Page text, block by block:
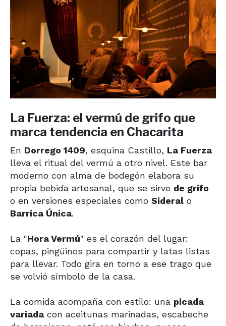
La Fuerza: el vermú de grifo que
marca tendencia en Chacarita
En Dorrego 1409, esquina Castillo, La Fuerza
lleva el ritual del vermú a otro nivel. Este bar
moderno con alma de bodegón elabora su
propia bebida artesanal, que se sirve de grifo
o en versiones especiales como Sideral o
Barrica Única.
La "Hora Vermú" es el corazón del lugar:
copas, pingüinos para compartir y latas listas
para llevar. Todo gira en torno a ese trago que
se volvió símbolo de la casa.
La comida acompaña con estilo: una picada
variada con aceitunas marinadas, escabeche